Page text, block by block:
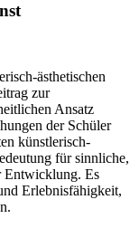
ästhetischen
zur
Ansatz
der Schüler
künstlerisch-
für sinnliche,
Entwicklung. Es
Erlebnisfähigkeit,